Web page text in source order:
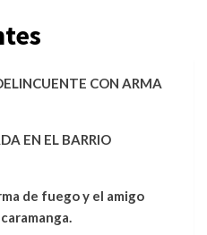
CON ARMA
EN EL BARRIO
de fuego y el amigo